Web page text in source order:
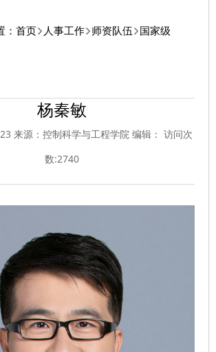
： 首页 人事工作 师资队伍 国家级
杨秦敏
来源：控制科学与工程学院 编辑： 访问次
数:2740